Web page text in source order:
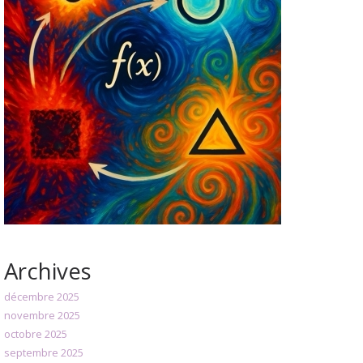
Archives
décembre 2025
novembre 2025
octobre 2025
septembre 2025